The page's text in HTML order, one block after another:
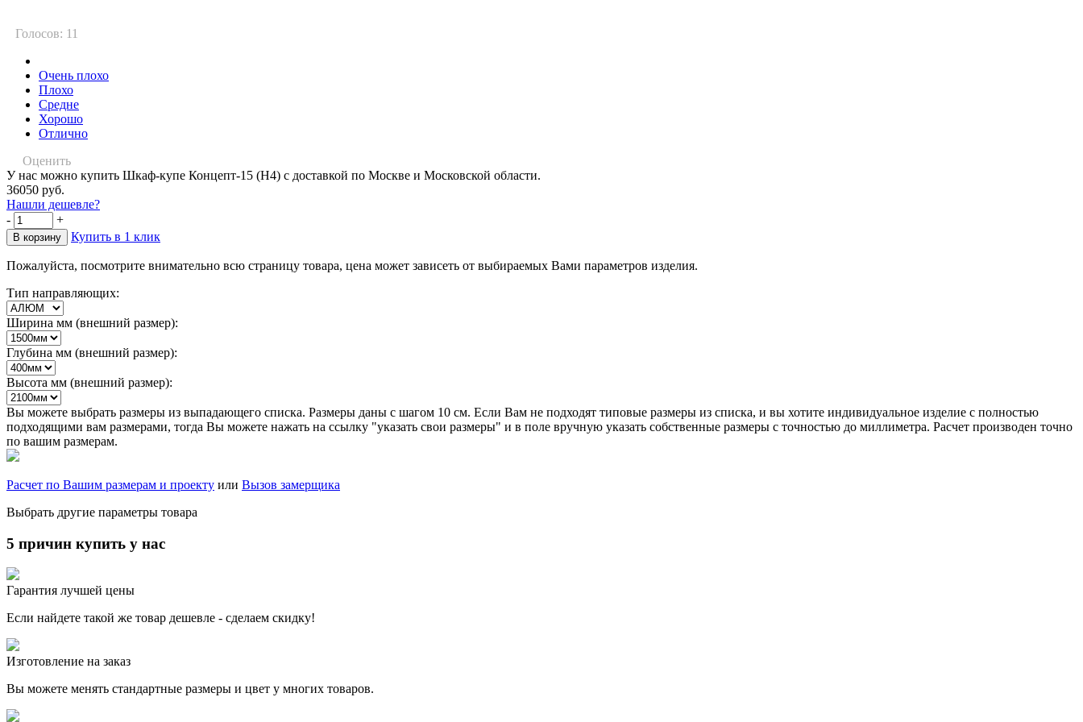
Голосов: 11
Очень плохо
Плохо
Средне
Хорошо
Отлично
Оценить
У нас можно купить Шкаф-купе Концепт-15 (Н4) с доставкой по Москве и Московской области.
36050 руб.
Нашли дешевле?
-
+
Купить в 1 клик
Пожалуйста, посмотрите внимательно всю страницу товара, цена может зависеть от выбираемых Вами параметров изделия.
Тип направляющих:
Ширина мм (внешний размер):
Глубина мм (внешний размер):
Высота мм (внешний размер):
Вы можете выбрать размеры из выпадающего списка. Размеры даны с шагом 10 см. Если Вам не подходят типовые размеры из списка, и вы хотите индивидуальное изделие с полностью
подходящими вам размерами, тогда Вы можете нажать на ссылку "указать свои размеры" и в поле вручную указать собственные размеры с точностью до миллиметра. Расчет производен точно
по вашим размерам.
Расчет по Вашим размерам и проекту или Вызов замерщика
Выбрать другие параметры товара
5 причин купить у нас
Гарантия лучшей цены
Если найдете такой же товар дешевле - сделаем скидку!
Изготовление на заказ
Вы можете менять стандартные размеры и цвет у многих товаров.